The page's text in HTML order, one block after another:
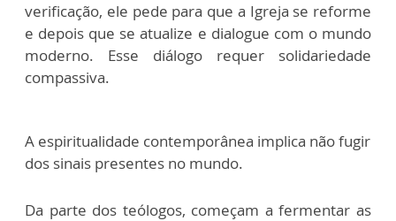
verificação, ele pede para que a Igreja se reforme
e depois que se atualize e dialogue com o mundo
moderno. Esse diálogo requer solidariedade
compassiva.
A espiritualidade contemporânea implica não fugir
dos sinais presentes no mundo.
Da parte dos teólogos, começam a fermentar as